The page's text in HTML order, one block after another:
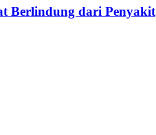
Berlindung dari Penyakit